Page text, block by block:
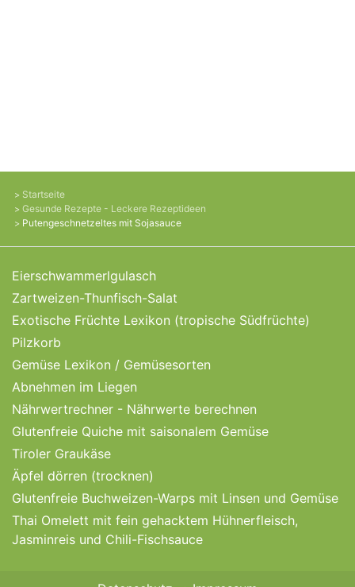
Startseite
Gesunde Rezepte - Leckere Rezeptideen
Putengeschnetzeltes mit Sojasauce
Eierschwammerlgulasch
Zartweizen-Thunfisch-Salat
Exotische Früchte Lexikon (tropische Südfrüchte)
Pilzkorb
Gemüse Lexikon / Gemüsesorten
Abnehmen im Liegen
Nährwertrechner - Nährwerte berechnen
Glutenfreie Quiche mit saisonalem Gemüse
Tiroler Graukäse
Äpfel dörren (trocknen)
Glutenfreie Buchweizen-Warps mit Linsen und Gemüse
Thai Omelett mit fein gehacktem Hühnerfleisch,
Jasminreis und Chili-Fischsauce